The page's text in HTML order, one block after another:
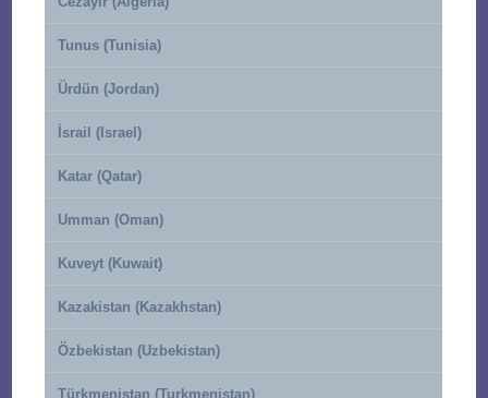
Tunus (Tunisia)
Ürdün (Jordan)
İsrail (Israel)
Katar (Qatar)
Umman (Oman)
Kuveyt (Kuwait)
Kazakistan (Kazakhstan)
Özbekistan (Uzbekistan)
Türkmenistan (Turkmenistan)